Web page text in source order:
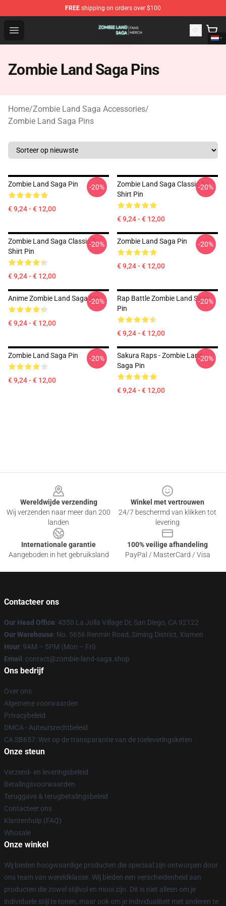
FREE shipping on orders over $100
Open menu
Zombie Land Saga Shop - Official Zombie Land Saga
Zombie Land Saga Pins
Home/Zombie Land Saga Accessories/
Zombie Land Saga Pins
Zombie Land Saga Pin
€ 9,24 - € 12,00
-20%
Zombie Land Saga Classic T-
Shirt Pin
€ 9,24 - € 12,00
-20%
Zombie Land Saga Classic T-
Shirt Pin
€ 9,24 - € 12,00
-20% Zombie Land Saga Pin
€ 9,24 - € 12,00
-20%
Anime Zombie Land Saga Pin
€ 9,24 - € 12,00
-20%
Rap Battle Zombie Land Saga
Pin
€ 9,24 - € 12,00
-20%
Zombie Land Saga Pin
€ 9,24 - € 12,00
-20%
Sakura Raps - Zombie Land
Saga Pin
€ 9,24 - € 12,00
-20%
Wereldwijde verzending
Wij verzenden naar meer dan 200
landen
Winkel met vertrouwen
24/7 beschermd van klikken tot
levering
Internationale garantie
Aangeboden in het gebruiksland
100% veilige afhandeling
PayPal / MasterCard / Visa
Contacteer ons
Our Head Office: 4350 La Jolla Village Dr, San Diego, CA 92122
Our Warehouse: No. 5656 Renmin Road, Siming District, Xiamen
Hour: 9AM – 5PM (Mon – Fri)
Email : contact@zombie-land-saga.shop
Ons bedrijf
Over ons
Algemene voorwaarden
Privacybeleid
DMCA - Auteursrechtbeleid
CA SB657: Wet op de transparantie van de toeleveringsketen
Onze steun
Verzend- en leveringsbeleid
Betalingsvoorwaarden
Teruggave & terugbetalingsbeleid
Contacteer ons
Klantenhulp (FAQ)
Whosale
Onze winkel
Wij bieden hoogwaardige producten die speciaal zijn ontworpen door
ons team van wereldklasse. Wij bieden een verscheidenheid aan
producten die zowel stijlvol en mooi zijn. Dit is niet alleen om je
individuele stijl te tonen, maar ook om je individualiteit met anderen te